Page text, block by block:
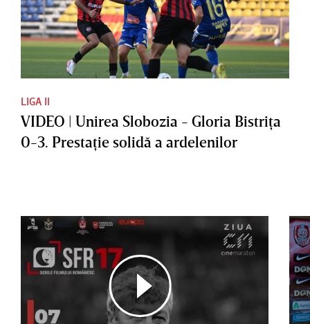
LIGA II
VIDEO | Unirea Slobozia - Gloria Bistriţa
0-3. Prestaţie solidă a ardelenilor